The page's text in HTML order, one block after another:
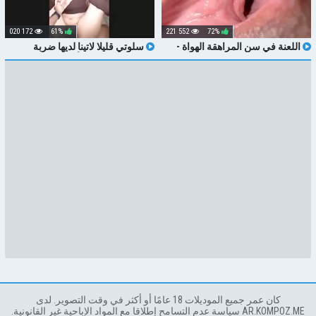
اللعنة في سن المراهقة الهواة -
نرويجي نرويجي 18YO مع حمار
72%
552 221
سلوتي قليلا لاتينا لديها ضربة
سريعة مع صديقة لأخيها الهواة 18YO
61%
172 020
كان عمر جميع الموديلات 18 عامًا أو أكثر في وقت التصوير. لدى
AR.KOMPOZ.ME سياسة عدم التسامح إطلاقا مع المواد الإباحية غير القانونية.